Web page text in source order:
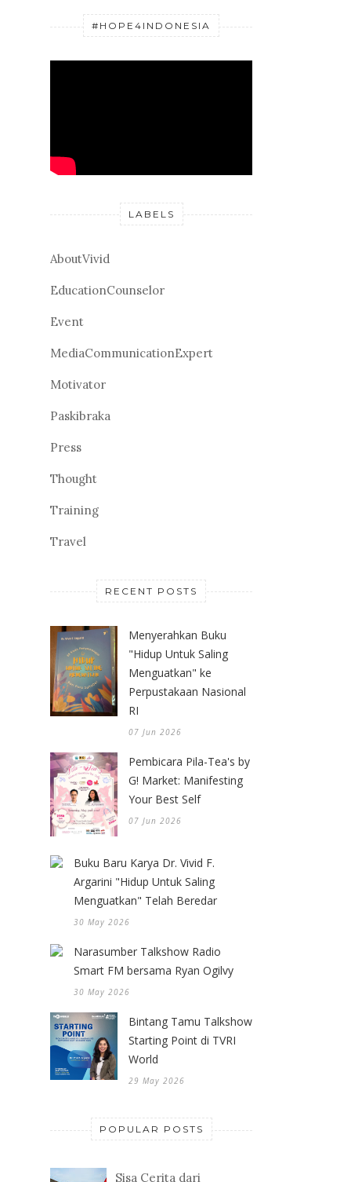
#HOPE4INDONESIA
LABELS
AboutVivid
EducationCounselor
Event
MediaCommunicationExpert
Motivator
Paskibraka
Press
Thought
Training
Travel
RECENT POSTS
Menyerahkan Buku
"Hidup Untuk Saling
Menguatkan" ke
Perpustakaan Nasional
RI
07 Jun 2026
Pembicara Pila-Tea's by
G! Market: Manifesting
Your Best Self
07 Jun 2026
Buku Baru Karya Dr. Vivid F.
Argarini "Hidup Untuk Saling
Menguatkan" Telah Beredar
30 May 2026
Narasumber Talkshow Radio
Smart FM bersama Ryan Ogilvy
30 May 2026
Bintang Tamu Talkshow
Starting Point di TVRI
World
29 May 2026
POPULAR POSTS
Sisa Cerita dari